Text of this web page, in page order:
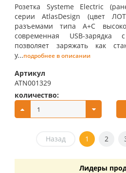
Розетка Systeme Electric
серии AtlasDesign (цвет
разъемами типа A+C
современная USB-
позволяет заряжать как
у...подробнее в описании
Артикул
ATN001329
количество:
Назад 1 2
Лидеры